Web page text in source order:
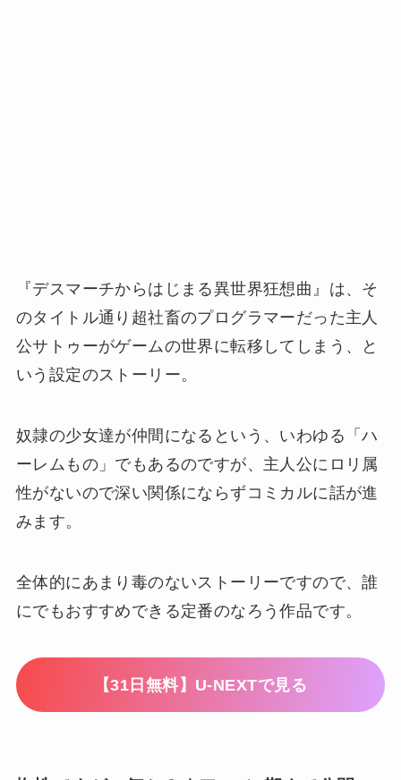
『デスマーチからはじまる異世界狂想曲』は、そ
のタイトル通り超社畜のプログラマーだった主人
公サトゥーがゲームの世界に転移してしまう、と
いう設定のストーリー。
奴隷の少女達が仲間になるという、いわゆる「ハ
ーレムもの」でもあるのですが、主人公にロリ属
性がないので深い関係にならずコミカルに話が進
みます。
全体的にあまり毒のないストーリーですので、誰
にでもおすすめできる定番のなろう作品です。
【31日無料】U-NEXTで見る